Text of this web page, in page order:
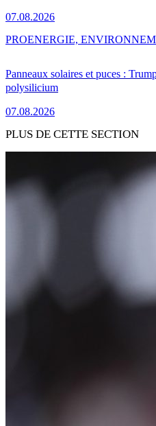
07.08.2026
Panneaux solaires et puces :
polysilicium
07.08.2026
PROENERGIE,
PLUS DE CETTE SECTION